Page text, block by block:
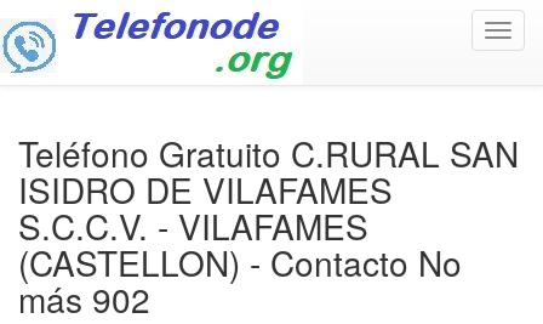
Teléfono Gratuito C.RURAL SAN
ISIDRO DE VILAFAMES
S.C.C.V. - VILAFAMES
(CASTELLON) - Contacto No
más 902